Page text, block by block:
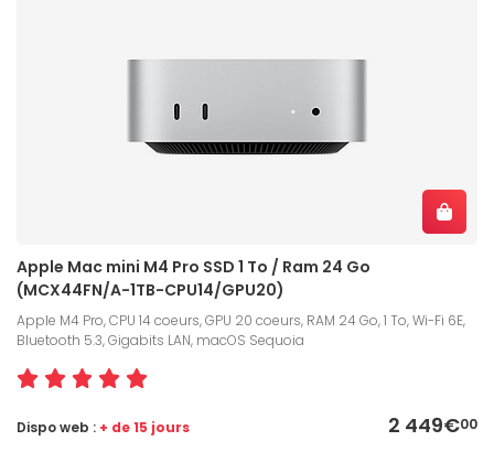
Apple Mac mini M4 Pro SSD 1 To / Ram 24 Go
(MCX44FN/A-1TB-CPU14/GPU20)
Apple M4 Pro, CPU 14 coeurs, GPU 20 coeurs, RAM 24 Go, 1 To, Wi-Fi 6E,
Bluetooth 5.3, Gigabits LAN, macOS Sequoia
2 449€00
Dispo web : + de 15 jours